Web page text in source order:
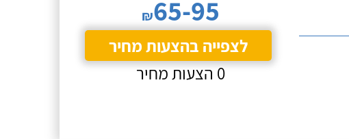
₪65-95
לצפייה בהצעות מחיר
0 הצעות מחיר